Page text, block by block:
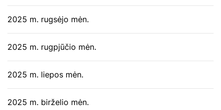
2025 m. rugsėjo mėn.
2025 m. rugpjūčio mėn.
2025 m. liepos mėn.
2025 m. birželio mėn.